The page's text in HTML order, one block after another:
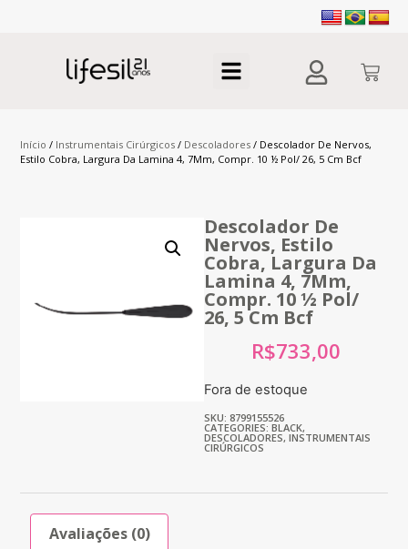
Início / Instrumentais Cirúrgicos / Descoladores / Descolador De Nervos,
Estilo Cobra, Largura Da Lamina 4, 7Mm, Compr. 10 ½ Pol/ 26, 5 Cm Bcf
Descolador De
Nervos, Estilo
Cobra, Largura Da
Lamina 4, 7Mm,
Compr. 10 ½ Pol/
26, 5 Cm Bcf
R$733,00
Fora de estoque
SKU: 8799155526
CATEGORIES: BLACK,
DESCOLADORES, INSTRUMENTAIS
CIRÚRGICOS
Avaliações (0)